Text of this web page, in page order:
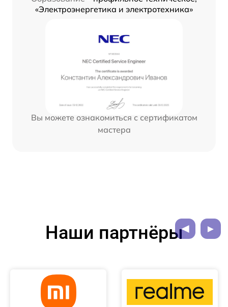
«Электроэнергетика и электротехника»
Вы можете ознакомиться с сертификатом
мастера
Наши партнёры